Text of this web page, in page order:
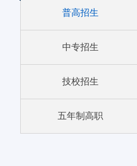
普高招生
中专招生
技校招生
五年制高职